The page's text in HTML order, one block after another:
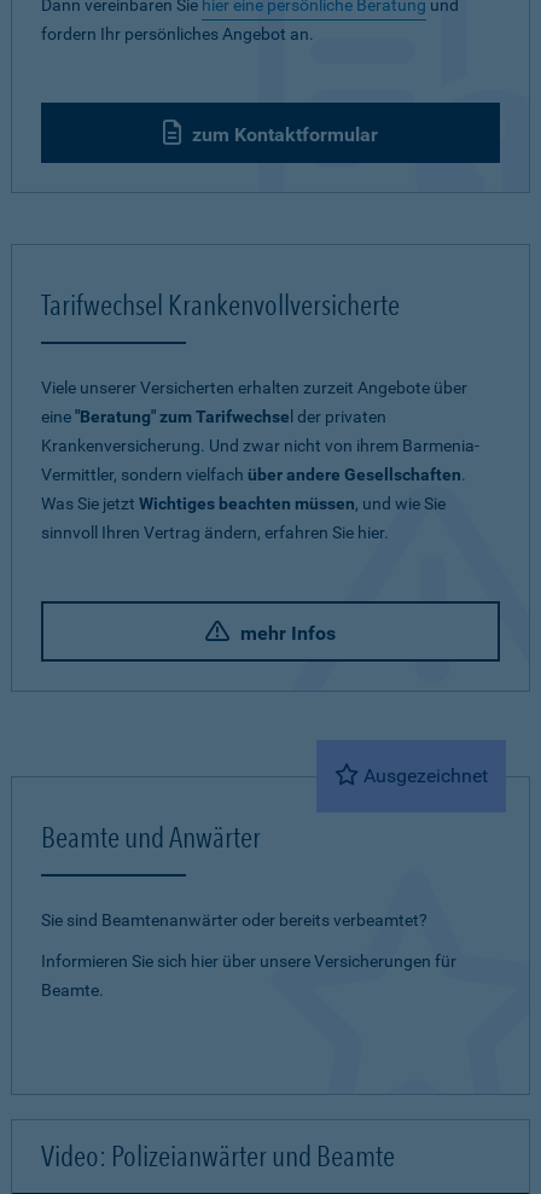
Dann vereinbaren Sie hier eine persönliche Beratung und
fordern Ihr persönliches Angebot an.
zum Kontaktformular
Tarifwechsel Krankenvollversicherte
Viele unserer Versicherten erhalten zurzeit Angebote über
eine"Beratung" zum Tarifwechse l der privaten
Krankenversicherung. Und zwar nicht von ihrem Barmenia-
Vermittler, sondern vielfach über andere Gesellschaften.
Was Sie jetzt Wichtiges beachten müssen, und wie Sie
sinnvoll Ihren Vertrag ändern, erfahren Sie hier.
mehr Infos
Ausgezeichnet
Beamte und Anwärter
Sie sind Beamtenanwärter oder bereits verbeamtet?
Informieren Sie sich hier über unsere Versicherungen für
Beamte.
Video: Polizeianwärter und Beamte